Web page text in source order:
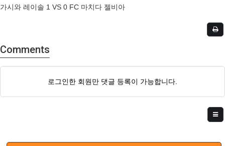
가시와 레이솔 1 VS 0 FC 마치다 젤비아
Comments
로그인한 회원만 댓글 등록이 가능합니다.